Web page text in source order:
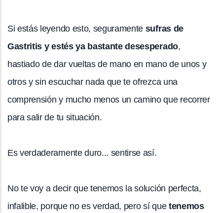
Si estás leyendo esto, seguramente sufras de
Gastritis y estés ya bastante desesperado,
hastiado de dar vueltas de mano en mano de unos y
otros y sin escuchar nada que te ofrezca una
comprensión y mucho menos un camino que recorrer
para salir de tu situación.
Es verdaderamente duro... sentirse así.
No te voy a decir que tenemos la solución perfecta,
infalible, porque no es verdad, pero sí que tenemos